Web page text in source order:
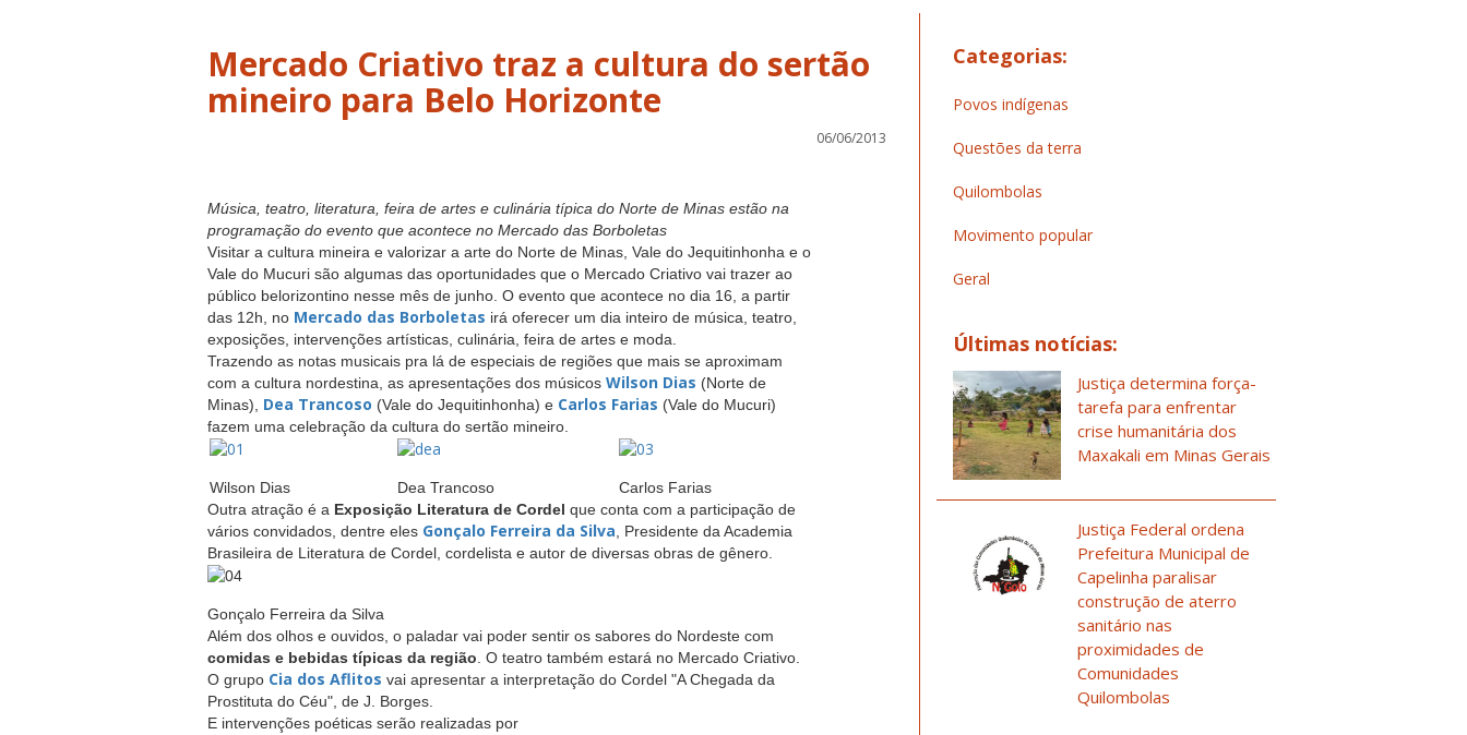
Mercado Criativo traz a cultura do sertão
06/06/2013
Música, teatro, literatura, feira de artes e culinária típica do Norte de Minas estão na
programação do evento que acontece no Mercado das Borboletas
Visitar a cultura mineira e valorizar a arte do Norte de Minas, Vale do Jequitinhonha e o
Vale do Mucuri são algumas das oportunidades que o Mercado Criativo vai trazer ao
público belorizontino nesse mês de junho. O evento que acontece no dia 16, a partir
das 12h, no Mercado das Borboletas irá oferecer um dia inteiro de música, teatro,
exposições, intervenções artísticas, culinária, feira de artes e moda.
Trazendo as notas musicais pra lá de especiais de regiões que mais se aproximam
com a cultura nordestina, as apresentações dos músicos Wilson Dias (Norte de
Minas), Dea Trancoso (Vale do Jequitinhonha) e Carlos Farias (Vale do Mucuri)
fazem uma celebração da cultura do sertão mineiro.
Wilson Dias Dea Trancoso
Carlos Farias
Outra atração é a Exposição Literatura de Cordel que conta com a participação de
vários convidados, dentre eles Gonçalo Ferreira da Silva , Presidente da Academia
Brasileira de Literatura de Cordel, cordelista e autor de diversas obras de gênero.
Gonçalo Ferreira da Silva
Além dos olhos e ouvidos, o paladar vai poder sentir os sabores do Nordeste com
comidas e bebidas típicas da região . O teatro também estará no Mercado Criativo.
O grupo Cia dos Aflitos vai apresentar a interpretação do Cordel "A Chegada da
Prostituta do Céu", de J. Borges.
E intervenções poéticas serão realizadas por
Categorias:
Povos indígenas
Questões da terra
Quilombolas
Movimento popular
Geral
Últimas notícias:
Justiça determina força-
tarefa para enfrentar
crise humanitária dos
Maxakali em Minas Gerais
Justiça Federal ordena
Prefeitura Municipal de
Capelinha paralisar
construção de aterro
sanitário nas
proximidades de
Comunidades
Quilombolas